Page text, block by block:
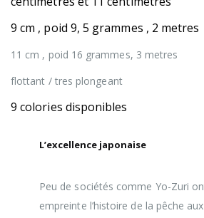
9 cm , poid 9, 5 grammes , 2 metres
11 cm , poid 16 grammes, 3 metres
flottant / tres plongeant
9 colories disponibles
L’excellence japonaise
Peu de sociétés comme Yo-Zuri
empreinte l’histoire de la pêche